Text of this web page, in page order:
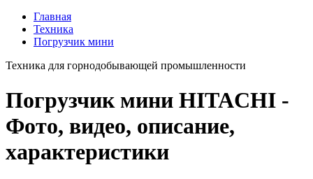
Главная
Техника
Погрузчик мини
Техника для горнодобывающей промышленности
Погрузчик мини HITACHI -
Фото, видео, описание,
характеристики